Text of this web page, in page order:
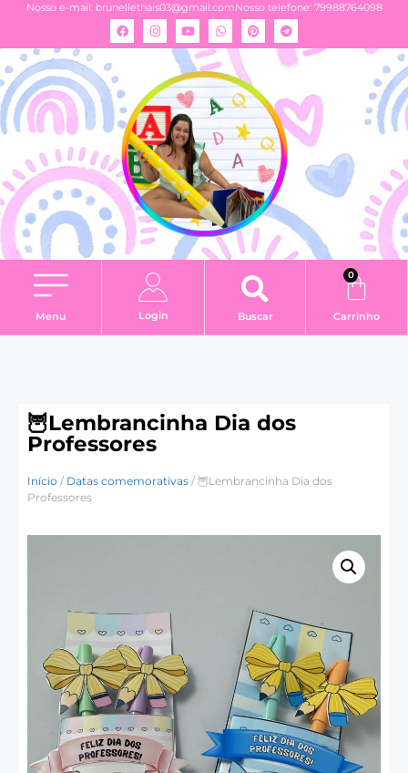
Nosso e-mail: brunellethais03@gmail.comNosso telefone: 79988764098
Menu Login Buscar
0
Carrinho
🦉Lembrancinha Dia dos
Professores
Início / Datas comemorativas / 🦉Lembrancinha Dia dos
Professores